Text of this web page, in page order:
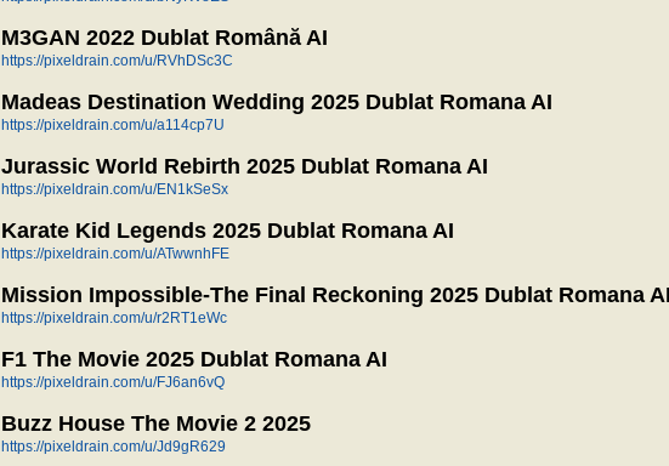
M3GAN 2022 Dublat Română AI
https://pixeldrain.com/u/RVhDSc3C
Madeas Destination Wedding 2025 Dublat Romana AI
https://pixeldrain.com/u/a114cp7U
Jurassic World Rebirth 2025 Dublat Romana AI
https://pixeldrain.com/u/EN1kSeSx
Karate Kid Legends 2025 Dublat Romana AI
https://pixeldrain.com/u/ATwwnhFE
Mission Impossible-The Final Reckoning 2025 Dublat Romana
https://pixeldrain.com/u/r2RT1eWc
F1 The Movie 2025 Dublat Romana AI
https://pixeldrain.com/u/FJ6an6vQ
Buzz House The Movie 2 2025
https://pixeldrain.com/u/Jd9gR629